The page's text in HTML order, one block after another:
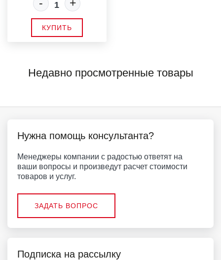
- +
КУПИТЬ
Недавно просмотренные товары
Нужна помощь консультанта?
Менеджеры компании с радостью ответят на
ваши вопросы и произведут расчет стоимости
товаров и услуг.
ЗАДАТЬ ВОПРОС
Подписка на рассылку